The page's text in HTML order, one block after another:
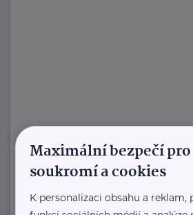
Maximální bezpečí pro
soukromí a cookies
K personalizaci obsahu a reklam,